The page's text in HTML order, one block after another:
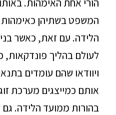
הורי אחת האימהות.
המשפט בשתיהן
הלידה. עם זאת, כאשר
לעולם בהליך פונדקאות,
ויוודאו שהם עומדים
אותם כמייצגים מערכת
בהורות ממועד הלידה.